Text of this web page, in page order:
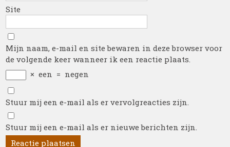
Site
Mijn naam, e-mail en site bewaren in deze browser voor
de volgende keer wanneer ik een reactie plaats.
× een = negen
Stuur mij een e-mail als er vervolgreacties zijn.
Stuur mij een e-mail als er nieuwe berichten zijn.